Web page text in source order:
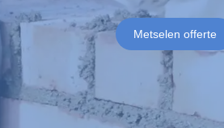
Metselen offerte